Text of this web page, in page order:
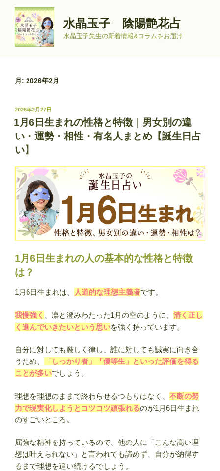
水晶玉子 陰陽艶花占
水晶玉子先生の新着情報&コラムをお届け
月: 2026年2月
投
稿
日:
2026年2月27日
1月6日生まれの性格と特徴｜男女別の違
い・運勢・相性・有名人まとめ【誕生日占
い】
1月6日生まれの人の基本的な性格と特徴
は？
1月6日生まれは、 人道的な理想主義者です。
我慢強く 、凛と澄みわたった1月の空のように、 清く正し
く進んでいきたいという思いを強く持っています。
自分に対しても厳しく律し、誰に対しても誠実に向き合
うため、
「しっかり者」「優等生」といった評価を得る
ことが多いでしょう。
理想を理想のままで終わらせるつもりはなく、 不断の努
力で現実化しようとコツコツ頑張れるのが1月6日生まれ
のすごいところ。
屈強な精神を持っているので、他の人に「こんな高い理
想は叶えられない」と言われても諦めず、自分が納得す
るまで理想を追い続けるでしょう。